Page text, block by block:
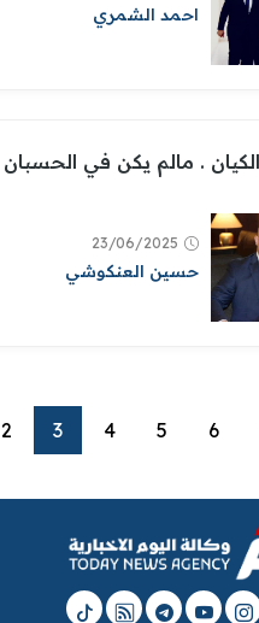
احمد الشمري
. مالم يكن في الحسبان
23/06/2025
حسين العنكوشي
2 3 4 5 6